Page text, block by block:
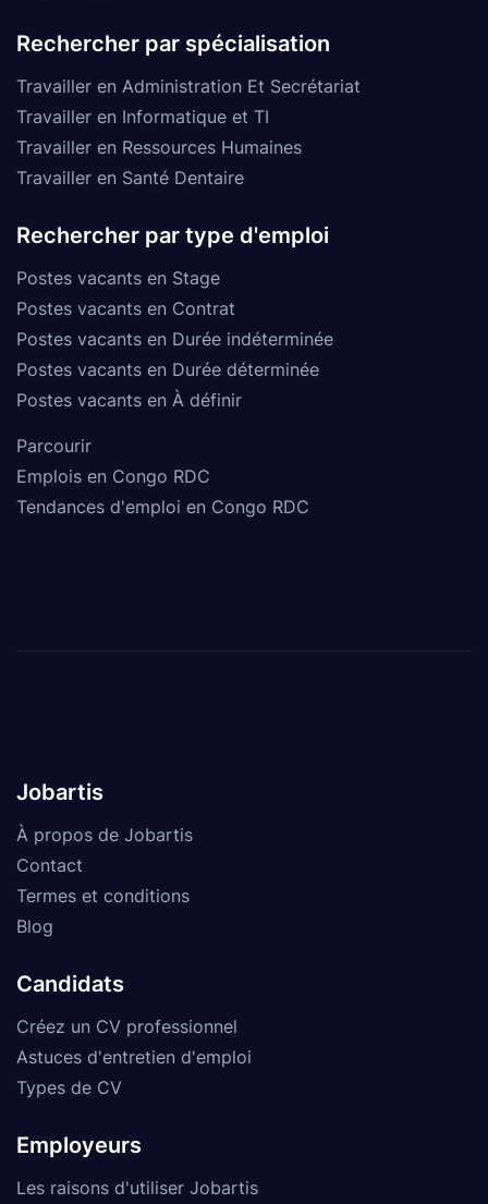
Rechercher par spécialisation
Travailler en Administration Et Secrétariat
Travailler en Informatique et TI
Travailler en Ressources Humaines
Travailler en Santé Dentaire
Rechercher par type d'emploi
Postes vacants en Stage
Postes vacants en Contrat
Postes vacants en Durée indéterminée
Postes vacants en Durée déterminée
Postes vacants en À définir
Parcourir
Emplois en Congo RDC
Tendances d'emploi en Congo RDC
Jobartis
À propos de Jobartis
Contact
Termes et conditions
Blog
Candidats
Créez un CV professionnel
Astuces d'entretien d'emploi
Types de CV
Employeurs
Les raisons d'utiliser Jobartis